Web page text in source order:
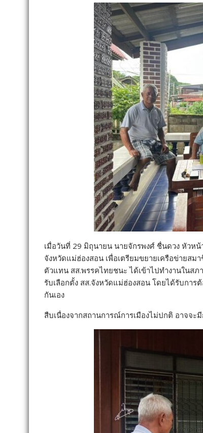
เมื่อวันที่ 29 มิถุนายน นายจักรพงศ์ ชื่นดวง หัวห
จังหวัดแม่ฮ่องสอน เพื่อเตรียมขยายเครือข่ายส
ตัวแทน สส.พรรคไทยชนะ ได้เข้าไปทำงานในสภ
รับเลือกตั้ง สส.จังหวัดแม่ฮ่องสอน โดยได้รับกา
กันเอง
สืบเนื่องจากสถานการณ์การเมืองไม่ปกติ อาจจะ